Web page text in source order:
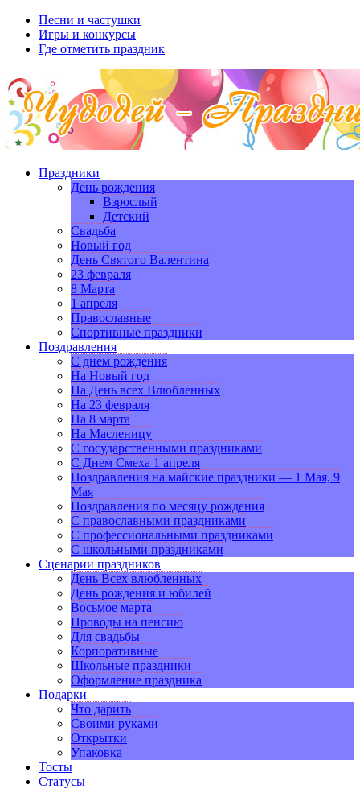
Песни и частушки
Игры и конкурсы
Где отметить праздник
Праздники
День рождения
Взрослый
Детский
Свадьба
Новый год
День Святого Валентина
23 февраля
8 Марта
1 апреля
Православные
Спортивные праздники
Поздравления
С днем рождения
На Новый год
На День всех Влюбленных
На 23 февраля
На 8 марта
На Масленицу
С государственными праздниками
С Днем Смеха 1 апреля
Поздравления на майские праздники — 1 Мая, 9
Мая
Поздравления по месяцу рождения
С православными праздниками
С профессиональными праздниками
С школьными праздниками
Сценарии праздников
День Всех влюбленных
День рождения и юбилей
Восьмое марта
Проводы на пенсию
Для свадьбы
Корпоративные
Школьные праздники
Оформление праздника
Подарки
Что дарить
Своими руками
Открытки
Упаковка
Тосты
Статусы